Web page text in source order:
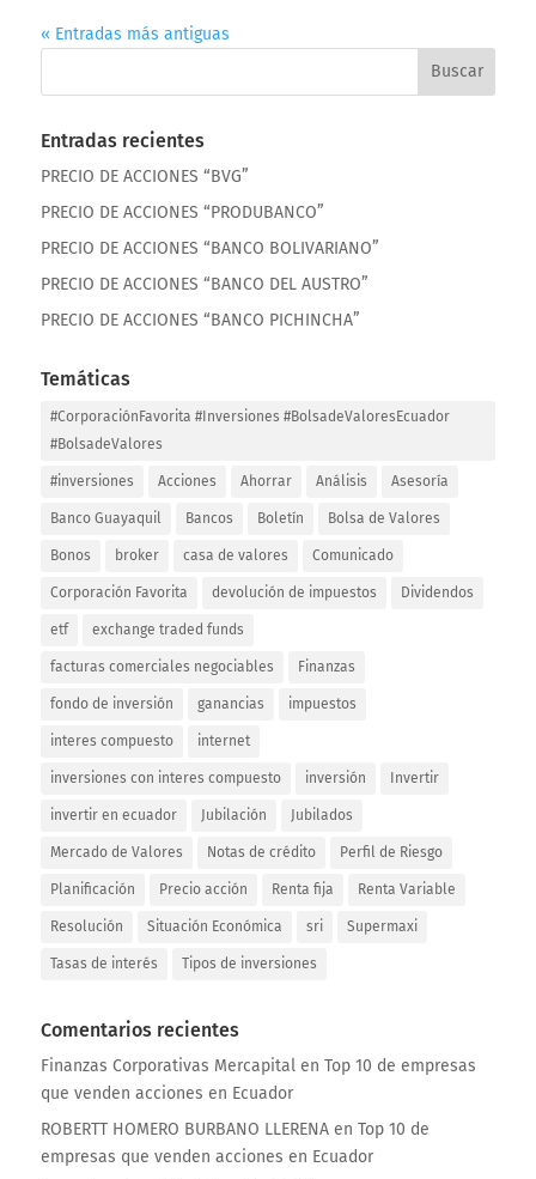
« Entradas más antiguas
Entradas recientes
PRECIO DE ACCIONES “BVG”
PRECIO DE ACCIONES “PRODUBANCO”
PRECIO DE ACCIONES “BANCO BOLIVARIANO”
PRECIO DE ACCIONES “BANCO DEL AUSTRO”
PRECIO DE ACCIONES “BANCO PICHINCHA”
Temáticas
#CorporaciónFavorita #Inversiones #BolsadeValoresEcuador
#BolsadeValores
#inversiones Acciones Ahorrar Análisis Asesoría
Banco Guayaquil Bancos Boletín Bolsa de Valores
Bonos broker casa de valores Comunicado
Corporación Favorita devolución de impuestos Dividendos
etf exchange traded funds
facturas comerciales negociables Finanzas
fondo de inversión ganancias impuestos
interes compuesto internet
inversiones con interes compuesto inversión Invertir
invertir en ecuador Jubilación Jubilados
Mercado de Valores Notas de crédito Perfil de Riesgo
Planificación Precio acción Renta fija Renta Variable
Resolución Situación Económica sri Supermaxi
Tasas de interés Tipos de inversiones
Comentarios recientes
Finanzas Corporativas Mercapitalen Top 10 de empresas
que venden acciones en Ecuador
ROBERTT HOMERO BURBANO LLERENAen Top 10 de
empresas que venden acciones en Ecuador